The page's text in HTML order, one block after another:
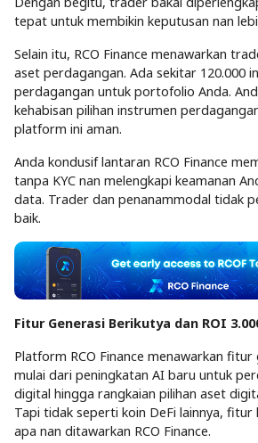
tepat untuk membikin keputusan nan
Selain itu, RCO Finance menawarkan
aset perdagangan. Ada sekitar 120.000
perdagangan untuk portofolio Anda.
kehabisan pilihan instrumen
platform ini aman.
Anda kondusif lantaran RCO Finance
tanpa KYC nan melengkapi keamanan
data. Trader dan penanammodal tidak
baik.
Fitur Generasi Berikutya dan ROI
Platform RCO Finance menawarkan
mulai dari peningkatan AI baru untuk
digital hingga rangkaian pilihan aset
Tapi tidak seperti koin DeFi lainnya, fitur
apa nan ditawarkan RCO Finance.